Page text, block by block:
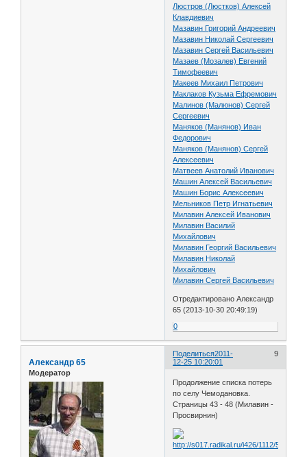
Люстров (Люстков) Алексей
Клавдиевич
Мазавин Григорий Андреевич
Мазавин Николай Сергеевич
Мазавин Сергей Васильевич
Мазаев (Мозалев) Евгений
Тимофеевич
Макеев Михаил Петрович
Маклаков Кузьма Ефремович
Малинов (Малюнов) Сергей
Сергеевич
Маняков (Манянов) Иван
Федорович
Маняков (Манянов) Сергей
Алексеевич
Матвеев Анатолий Иванович
Машин Алексей Васильевич
Машин Борис Алексеевич
Мельников Петр Игнатьевич
Милавин Алексей Иванович
Милавин Василий
Михайлович
Милавин Георгий Васильевич
Милавин Николай
Михайлович
Милавин Сергей Васильевич
Отредактировано Александр
65 (2013-10-30 20:49:19)
0
Поделиться 9
2011-
12-25 10:20:01
Александр 65
Модератор
Продолжение списка потерь
по селу Чемодановка.
Страницы 43 - 48 (Милавин -
Просвирнин)